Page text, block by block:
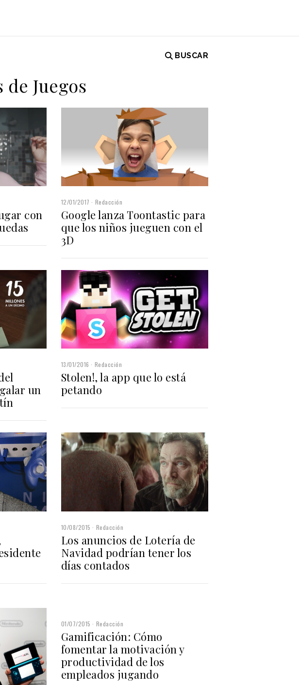
BUSCAR
Juegos
con
12/01/2017 Redacción
Google lanza Toontastic para
que los niños jueguen con el
3D
un
13/01/2016 Redacción
Stolen!, la app que lo está
petando
10/08/2015 Redacción
Los anuncios de Lotería de
Navidad podrían tener los
días contados
01/07/2015 Redacción
Gamificación: Cómo
fomentar la motivación y
productividad de los
empleados jugando